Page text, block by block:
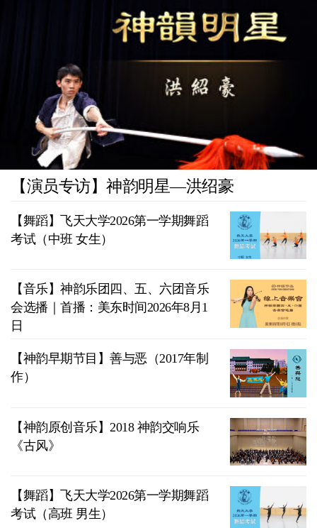
【演员专访】神韵明星—洪绍豪
【舞蹈】飞天大学2026第一学期舞蹈
考试（中班 女生）
【音乐】神韵乐团四、五、六团音乐
会选播｜首播：美东时间2026年8月1
日
【神韵早期节目】善与恶（2017年制
作）
【神韵原创音乐】2018 神韵交响乐
《古风》
【舞蹈】飞天大学2026第一学期舞蹈
考试（高班 男生）